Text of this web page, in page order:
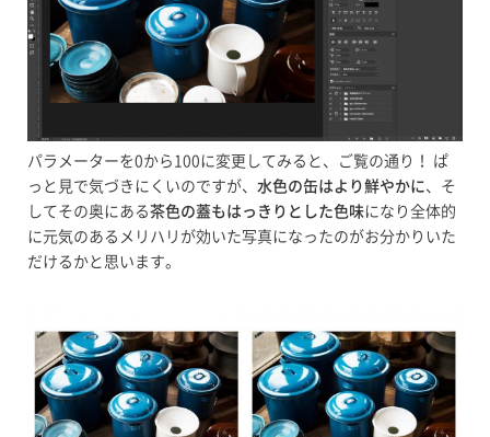
パラメーターを0から100に変更してみると、ご覧の通り！ ぱ
っと見で気づきにくいのですが、 水色の缶はより鮮やかに、そ
してその奥にある茶色の蓋もはっきりとした色味になり全体的
に元気のあるメリハリが効いた写真になったのがお分かりいた
だけるかと思います。